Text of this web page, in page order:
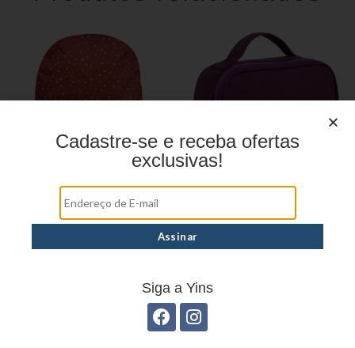
YS29070
Cadastre-se e receba ofertas
exclusivas!
Siga a Yins